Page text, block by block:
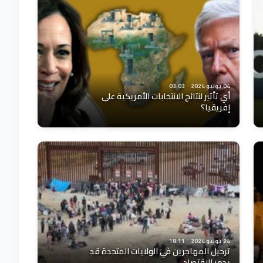
04 يونيو 2024 03:03
أي تأثير لنتائج الانتخابات الأمريكية على
إفريقيا؟
24 يونيو 2024 18:11
ترحيل المهاجرين في الولايات المتحدة قد